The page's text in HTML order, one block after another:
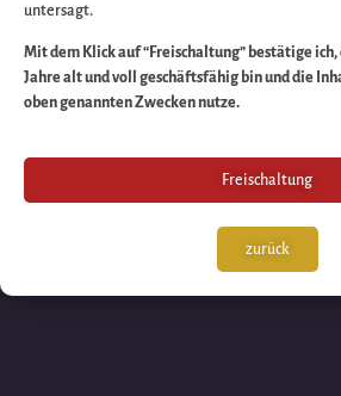
schauen
wieder
untersagt.
Mit dem Klick auf “Freischaltung” bestätige ich,
Jahre alt und voll geschäftsfähig bin und die
oben genannten Zwecken nutze.
Freischaltung
zurück